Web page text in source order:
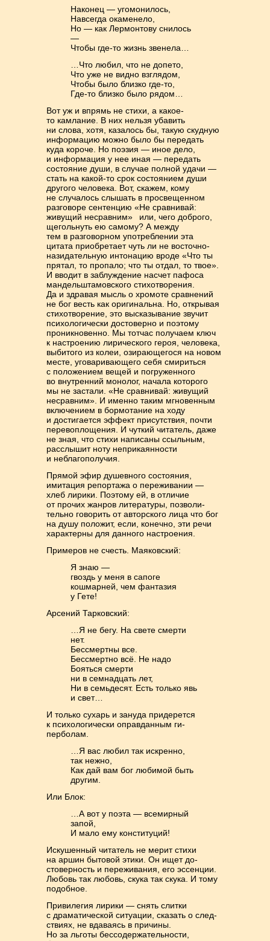
Наконец — угомонилось,
Навсегда окаменело,
Но — как Лермонтову снилось
—
Чтобы где-то жизнь звенела…
…Что любил, что не допето,
Что уже не видно взглядом,
Чтобы было близко где-то,
Где-то близко было рядом…­­­
Вот уж и впрямь не стихи, а какое-
то камлание. В них нельзя убавить
ни слова, хотя, казалось бы, такую скудную
информацию можно было бы передать
куда короче. ­­Но поэзия — иное дело,
и информация у нее иная — передать
состояние души, в случае полной удачи —
стать на какой-то срок состоянием души
дру­го­го человека. Вот, скажем, кому
не случалось слышать в просвещенном
разго­воре сентенцию «Не сравнивай:
живущий несравним»
или, чего доброго,
ще­голь­нуть ею самому? А между
тем в разговорном употреблении эта
цитата при­обретает чуть ли не восточно-
назидательную интонацию вроде «Что ты
пря­тал, то пропало; что ты отдал, то твое».
И вводит в заблуждение насчет па­фоса
мандельштамовского стихотворения.
Да и здравая мысль о хромоте срав­нений
не бог весть как оригинальна. Но, открывая
стихотворение, это высказы­вание звучит
психологически достоверно и поэтому
проникновенно. Мы тотчас полу­чаем ключ
к настроению лирического героя, человека,
выби­того из колеи, ози­рающегося на новом
месте, уговаривающего себя смириться
с положением ве­щей и погруженного
во внутренний монолог, начала которого
мы не застали. «Не сравнивай: живу­щий
несравним». И именно таким мгно­вен­­ным
включе­ни­ем в бормотание на ходу
и достигается эффект присутствия, почти
перево­пло­щения. И чуткий читатель, даже
не зная, что стихи написаны ссыльным,
рас­слышит ноту неприкаянности
и неблагополучия.
Прямой эфир душевного состояния,
имитация репортажа о переживании —
хлеб лирики. Поэтому ей, в отличие
от прочих жанров литературы, позволи­
тельно говорить от авторского лица что бог
на душу положит, если, конечно, эти речи
характерны для данного настроения.
Примеров не счесть. Маяковский:
Я знаю —
гвоздь у меня в сапоге
кошмарней, чем фантазия
у Гете!
Арсений Тарковский:
…Я не бегу. На свете смерти
нет.
Бессмертны все.
Бессмертно всё. Не надо
Бояться смерти
ни в семнадцать лет,
Ни в семьдесят. Есть только явь
и свет…
И только сухарь и зануда придерется
к психологически оправданным ги­
перболам.
…Я вас любил так искренно,
так нежно,
Как дай вам бог любимой быть
другим.
Или Блок:
…А вот у поэта — всемирный
запой,
И мало ему конституций!
Искушенный читатель не мерит стихи
на аршин бытовой этики. Он ищет до­
стоверность и переживания, его эссенции.
Любовь так любовь, скука так скука. И тому
подобное.
Привилегия лирики — снять слитки
с драматической ситуации, сказать о след­
ствиях, не вдаваясь в причины.
Но за льготы бессодержательности,